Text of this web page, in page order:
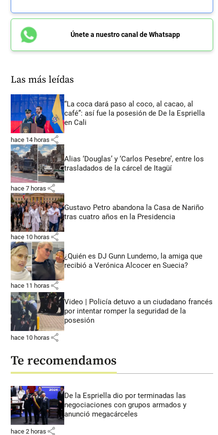
Únete a nuestro canal de Whatsapp
Las más leídas
“La coca dará paso al coco, al cacao, al
café”: así fue la posesión de De la Espriella
en Cali
hace 14 horas share
Alias ‘Douglas’ y ‘Carlos Pesebre’, entre los
trasladados de la cárcel de Itagüí
hace 7 horas share
Gustavo Petro abandona la Casa de Nariño
tras cuatro años en la Presidencia
hace 10 horas share
¿Quién es DJ Gunn Lundemo, la amiga que
recibió a Verónica Alcocer en Suecia?
hace 11 horas share
Video | Policía detuvo a un ciudadano francés
por intentar romper la seguridad de la
posesión
hace 10 horas share
Te recomendamos
De la Espriella dio por terminadas las
negociaciones con grupos armados y
anunció megacárceles
hace 2 horas share